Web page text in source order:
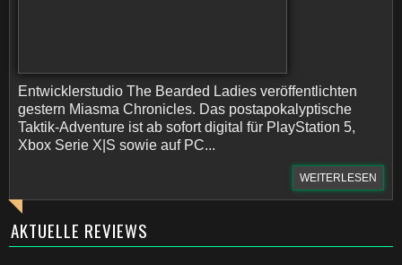
Entwicklerstudio The Bearded Ladies veröffentlichten
gestern Miasma Chronicles. Das postapokalyptische
Taktik-Adventure ist ab sofort digital für PlayStation 5,
Xbox Serie X|S sowie auf PC...
WEITERLESEN
AKTUELLE REVIEWS